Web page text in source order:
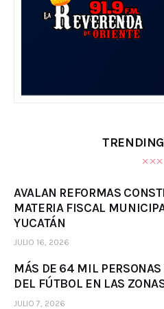
AVALAN REFORMAS
MATERIA FISCAL
YUCATÁN
JULIO 16, 2026
MÁS DE 64 MIL
DEL FÚTBOL EN LAS
JULIO 7, 2026